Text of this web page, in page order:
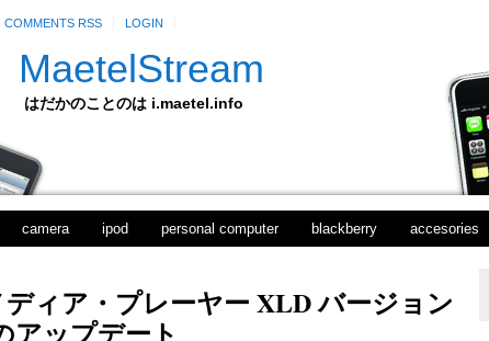
COMMENTS RSS LOGIN
MaetelStream
はだかのことのは i.maetel.info
camera ipod personal computer blackberry accesories
ィア・プレーヤー XLD バージョン
アップデート